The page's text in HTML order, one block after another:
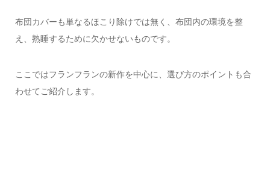
布団カバーも単なるほこり除けでは無く、布団内の環境を整
え、熟睡するために欠かせないものです。
ここではフランフランの新作を中心に、選び方のポイントも合
わせてご紹介します。